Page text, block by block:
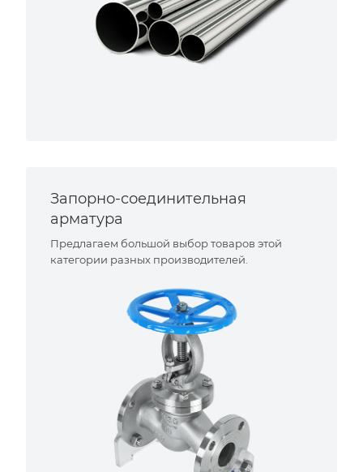
Запорно-соединительная
арматура
Предлагаем большой выбор товаров этой
категории разных производителей.